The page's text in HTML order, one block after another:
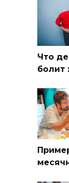
Что
болит